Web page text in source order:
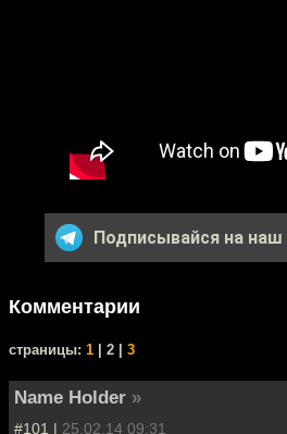
Подписывайся на наш
Комментарии
cтраницы: 1 | 2 | 3
Name Holder »
#101 | 25.02.14 09:31